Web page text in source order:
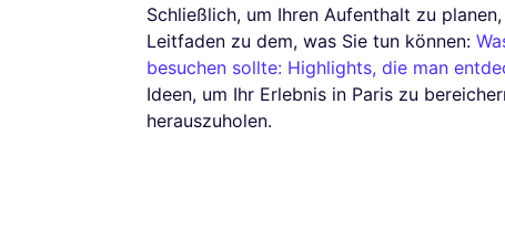
Schließlich, um Ihren Aufenthalt zu
Leitfaden zu dem, was Sie tun können:
besuchen sollte: Highlights, die man
Ideen, um Ihr Erlebnis in Paris zu
herauszuholen.